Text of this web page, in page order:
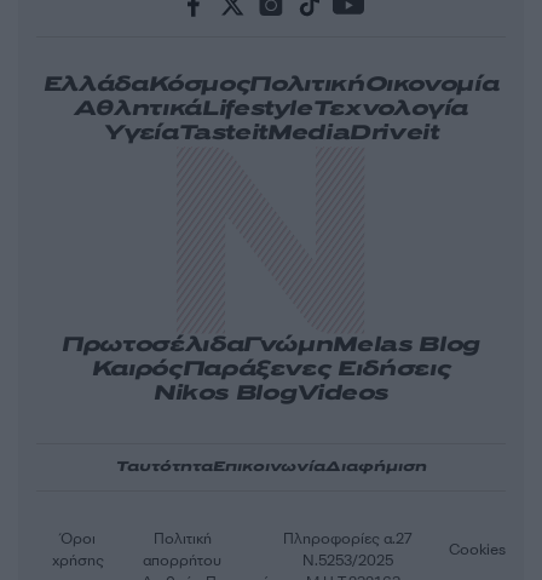
ΕλλάδαΚόσμοςΠολιτικήΟικονομία
ΑθλητικάLifestyleΤεχνολογία
ΥγείαTasteitMediaDriveit
ΠρωτοσέλιδαΓνώμηMelas Blog
ΚαιρόςΠαράξενες Ειδήσεις
Nikos BlogVideos
ΤαυτότηταΕπικοινωνίαΔιαφήμιση
Όροι
χρήσης
Πολιτική
απορρήτου
Πληροφορίες α.27
Ν.5253/2025
Cookies